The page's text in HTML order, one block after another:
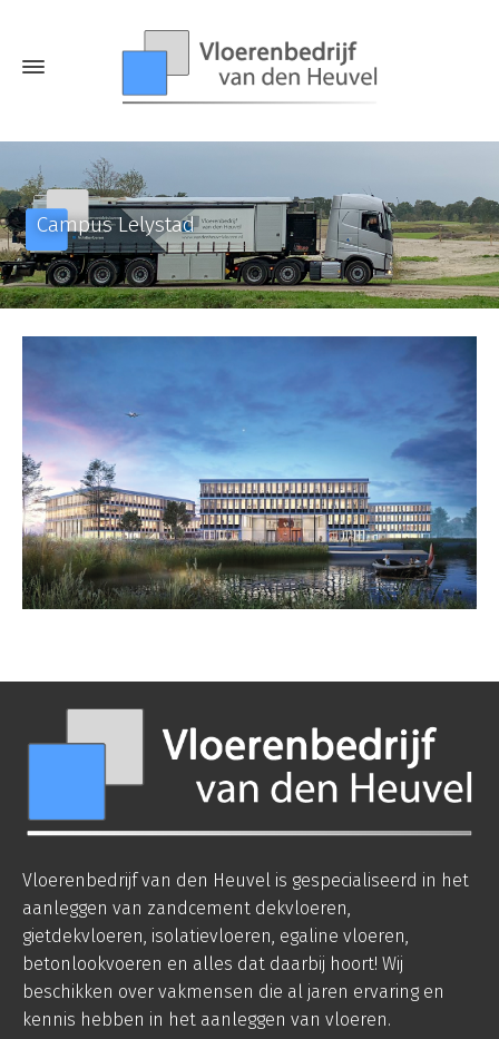
Campus Lelystad
Vloerenbedrijf van den Heuvel is gespecialiseerd in het
aanleggen van zandcement dekvloeren,
gietdekvloeren, isolatievloeren, egaline vloeren,
betonlookvoeren en alles dat daarbij hoort! Wij
beschikken over vakmensen die al jaren ervaring en
kennis hebben in het aanleggen van vloeren.